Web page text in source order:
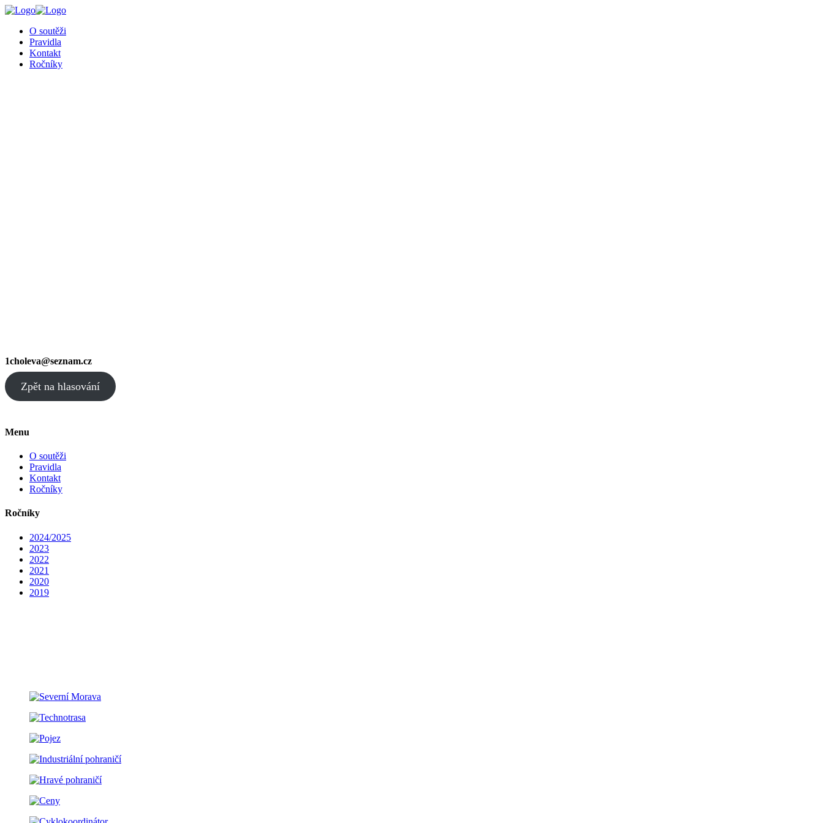
O soutěži
Pravidla
Kontakt
Ročníky
1choleva@seznam.cz
Zpět na hlasování
Menu
O soutěži
Pravidla
Kontakt
Ročníky
Ročníky
2024/2025
2023
2022
2021
2020
2019